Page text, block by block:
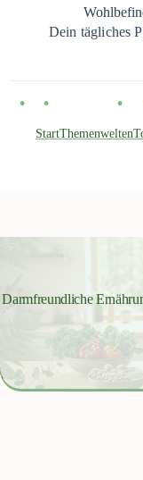
Dein tägliches
StartThemenwelten
Darmfreundliche